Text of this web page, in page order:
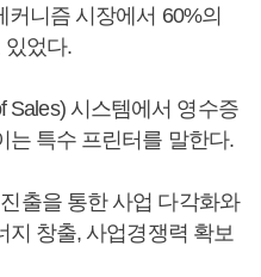
커니즘 시장에서 60%의
있었다.
Sales) 시스템에서 영수증
는 특수 프린터를 말한다.
출을 통한 사업 다각화와
지 창출, 사업경쟁력 확보